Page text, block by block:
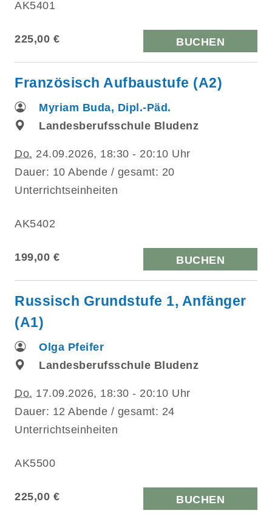
AK5401
225,00 € BUCHEN
Französisch Aufbaustufe (A2)
Myriam Buda, Dipl.-Päd.
Landesberufsschule Bludenz
Do. 24.09.2026, 18:30 - 20:10 Uhr
Dauer: 10 Abende / gesamt: 20
Unterrichtseinheiten
AK5402
199,00 € BUCHEN
Russisch Grundstufe 1, Anfänger
(A1)
Olga Pfeifer
Landesberufsschule Bludenz
Do. 17.09.2026, 18:30 - 20:10 Uhr
Dauer: 12 Abende / gesamt: 24
Unterrichtseinheiten
AK5500
225,00 € BUCHEN